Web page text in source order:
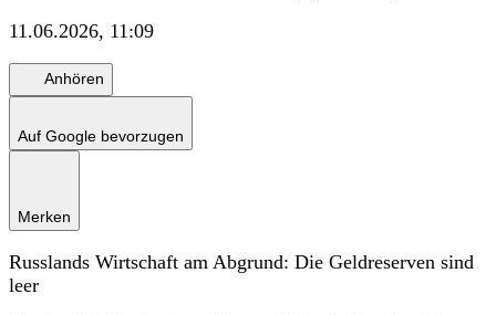
11.06.2026, 11:09
Anhören
Auf Google bevorzugen
Merken
Russlands Wirtschaft am Abgrund: Die Geldreserven sind
leer